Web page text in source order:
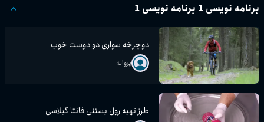
برنامه نویسی 1 برنامه نویسی 1
دوچرخه سواری دو دوست خوب
پروانه
طرز تهیه رول بستنی فانتا گیلاسی